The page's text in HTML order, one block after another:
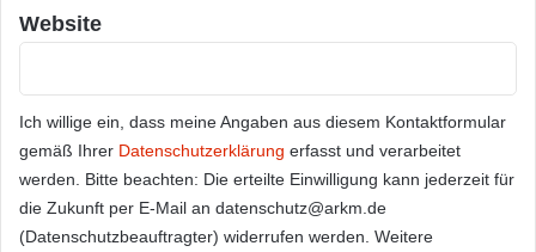
Website
Ich willige ein, dass meine Angaben aus diesem Kontaktformular
gemäß Ihrer Datenschutzerklärung erfasst und verarbeitet
werden. Bitte beachten: Die erteilte Einwilligung kann jederzeit für
die Zukunft per E-Mail an datenschutz@arkm.de
(Datenschutzbeauftragter) widerrufen werden. Weitere